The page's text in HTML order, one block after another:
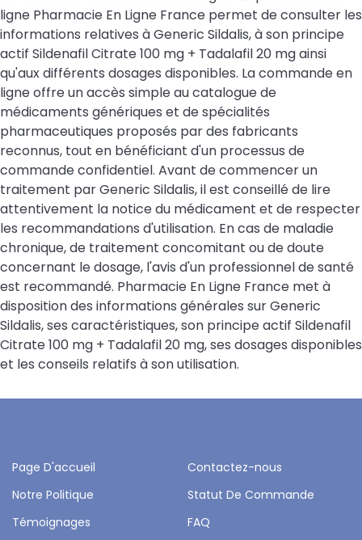
ligne Pharmacie En Ligne France permet de consulter les
informations relatives à Generic Sildalis, à son principe
actif Sildenafil Citrate 100 mg + Tadalafil 20 mg ainsi
qu'aux différents dosages disponibles. La commande en
ligne offre un accès simple au catalogue de
médicaments génériques et de spécialités
pharmaceutiques proposés par des fabricants
reconnus, tout en bénéficiant d'un processus de
commande confidentiel. Avant de commencer un
traitement par Generic Sildalis, il est conseillé de lire
attentivement la notice du médicament et de respecter
les recommandations d'utilisation. En cas de maladie
chronique, de traitement concomitant ou de doute
concernant le dosage, l'avis d'un professionnel de santé
est recommandé. Pharmacie En Ligne France met à
disposition des informations générales sur Generic
Sildalis, ses caractéristiques, son principe actif Sildenafil
Citrate 100 mg + Tadalafil 20 mg, ses dosages disponibles
et les conseils relatifs à son utilisation.
Page D'accueil
Contactez-nous
Notre Politique
Statut De Commande
Témoignages
FAQ